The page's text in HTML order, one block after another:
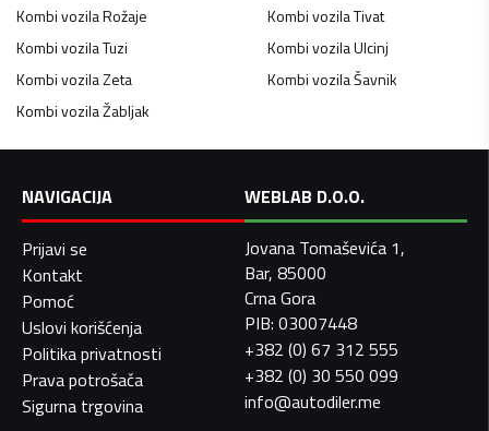
Kombi vozilaRožaje Kombi vozilaTivat
Kombi vozilaTuzi Kombi vozilaUlcinj
Kombi vozilaZeta Kombi vozilaŠavnik
Kombi vozilaŽabljak
NAVIGACIJA
Prijavi se
Kontakt
Pomoć
Uslovi korišćenja
Politika privatnosti
Prava potrošača
Sigurna trgovina
WEBLAB D.O.O.
Jovana Tomaševića 1,
Bar, 85000
Crna Gora
PIB: 03007448
+382 (0) 67 312 555
+382 (0) 30 550 099
info@autodiler.me